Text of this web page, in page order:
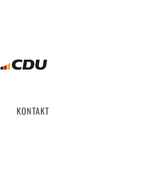
KONTAKT